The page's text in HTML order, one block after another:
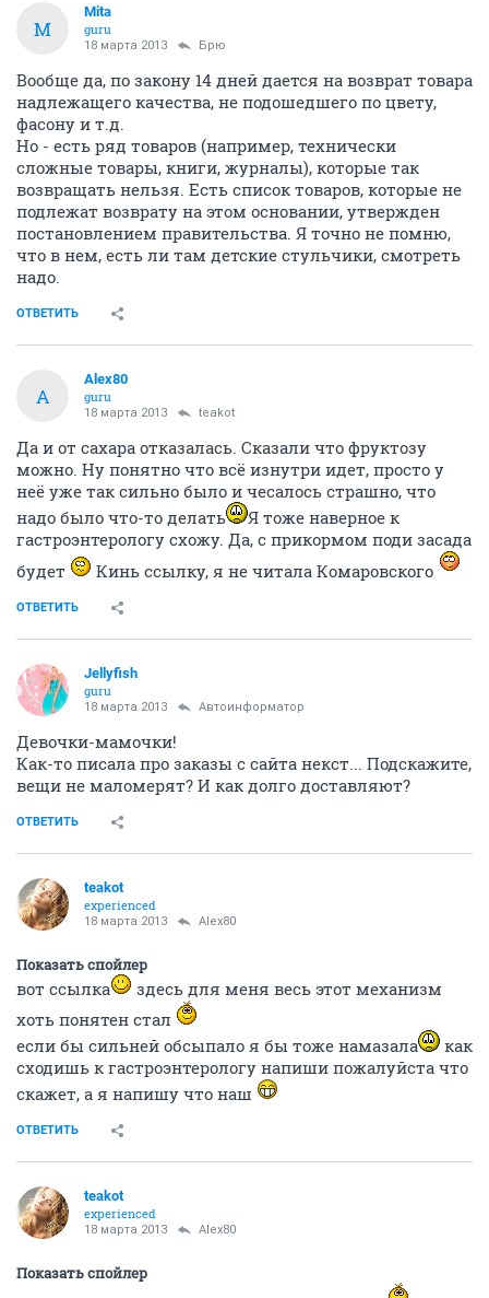
M
Mita
guru
18 марта 2013 Брю
Вообще да, по закону 14 дней дается на возврат товара
надлежащего качества, не подошедшего по цвету,
фасону и т.д.
Но - есть ряд товаров (например, технически
сложные товары, книги, журналы), которые так
возвращать нельзя. Есть список товаров, которые не
подлежат возврату на этом основании, утвержден
постановлением правительства. Я точно не помню,
что в нем, есть ли там детские стульчики, смотреть
надо.
ОТВЕТИТЬ
A
Alex80
guru
18 марта 2013 teakot
Да и от сахара отказалась. Сказали что фруктозу
можно. Ну понятно что всё изнутри идет, просто у
неё уже так сильно было и чесалось страшно, что
надо было что-то делать
Я тоже наверное к
гастроэнтерологу схожу. Да, с прикормом поди засада
будет
Кинь ссылку, я не читала Комаровского
ОТВЕТИТЬ
Jellyfish
guru
18 марта 2013 Автоинформатор
Девочки-мамочки!
Как-то писала про заказы с сайта некст... Подскажите,
вещи не маломерят? И как долго доставляют?
ОТВЕТИТЬ
teakot
experienced
18 марта 2013 Alex80
Показать спойлер
вот ссылка
здесь для меня весь этот механизм
хоть понятен стал
если бы сильней обсыпало я бы тоже намазала
как
сходишь к гастроэнтерологу напиши пожалуйста что
скажет, а я напишу что наш
ОТВЕТИТЬ
teakot
experienced
18 марта 2013 Alex80
Показать спойлер